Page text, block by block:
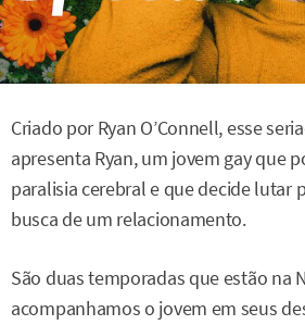
Criado por Ryan O’Connell, esse
apresenta Ryan, um jovem gay que
paralisia cerebral e que decide lutar
busca de um relacionamento.
São duas temporadas que estão na
acompanhamos o jovem em seus